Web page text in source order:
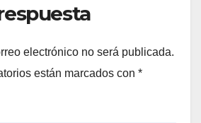
electrónico no será publicada.
están marcados con *